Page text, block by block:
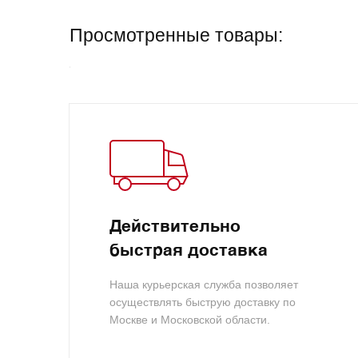
Просмотренные товары:
Действительно
быстрая доставка
Наша курьерская служба позволяет
осуществлять быструю доставку по
Москве и Московской области.